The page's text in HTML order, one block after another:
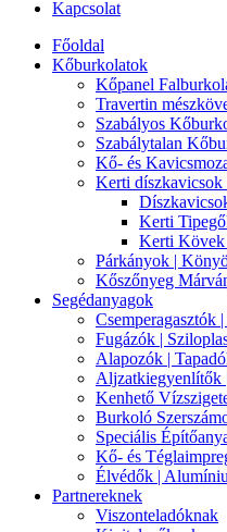
Kapcsolat
Főoldal
Kőburkolatok
Kőpanel
Travertin
Szabályos
Szabálytalan
Kő- és
Kerti
Kerti
Kerti Kövek
Párkányok |
Kőszőnyeg
Segédanyagok
Csemperagasztók
Fugázók |
Alapozók |
Aljzatkiegyenlítők
Kenhető
Burkoló
Speciális
Kő- és
Élvédők |
Partnereknek
Viszonteladóknak